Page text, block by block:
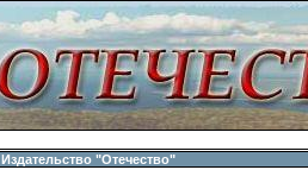
Издательство "Отечество"